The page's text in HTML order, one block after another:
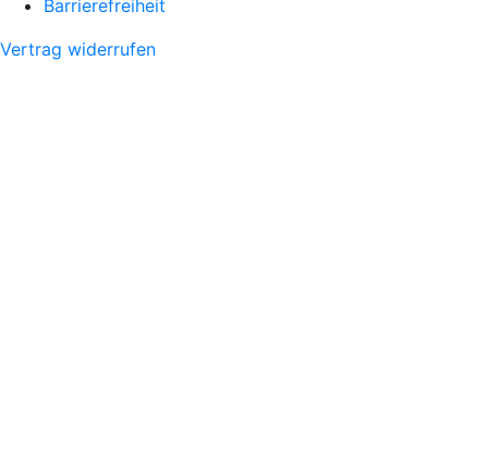
Barrierefreiheit
Vertrag widerrufen